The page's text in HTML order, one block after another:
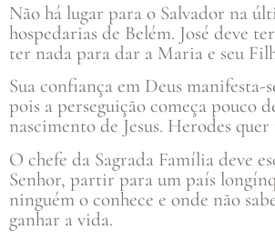
Não há lugar para o Salvador na
hospedarias de Belém. José deve
ter nada para dar a Maria e seu
Sua confiança em Deus manifesta-
pois a perseguição começa pouco
nascimento de Jesus. Herodes
O chefe da Sagrada Família deve
Senhor, partir para um país
ninguém o conhece e onde não
ganhar a vida.